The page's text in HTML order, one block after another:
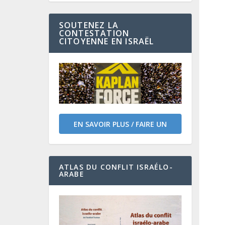
SOUTENEZ LA
CONTESTATION
CITOYENNE EN ISRAËL
EN SAVOIR PLUS / FAIRE UN
DON
ATLAS DU CONFLIT ISRAÉLO-
ARABE